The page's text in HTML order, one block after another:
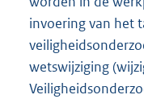
invoering van het
wetswijziging